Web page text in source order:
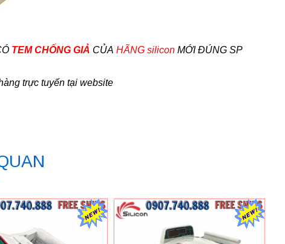
TEM CHỐNG GIẢ CỦA HÃNG silicon MỚI ĐÚNG SP
trực tuyến tại website